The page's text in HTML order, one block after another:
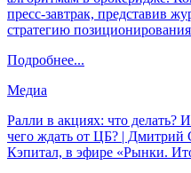
пресс-завтрак, представив
стратегию позиционирования
Подробнее...
Медиа
Ралли в акциях: что делать?
чего ждать от ЦБ? | Дмитрий
Кэпитал, в эфире «Рынки.